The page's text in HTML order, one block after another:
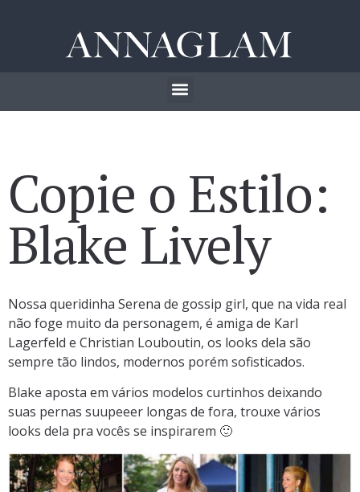
Copie o Estilo:
Blake Lively
Nossa queridinha Serena de gossip girl, que na vida real
não foge muito da personagem, é amiga de Karl
Lagerfeld e Christian Louboutin, os looks dela são
sempre tão lindos, modernos porém sofisticados.
Blake aposta em vários modelos curtinhos deixando
suas pernas suupeeer longas de fora, trouxe vários
looks dela pra vocês se inspirarem 🙂